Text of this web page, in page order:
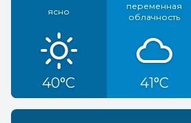
ясно
40°C
переменная
облачность
41°C